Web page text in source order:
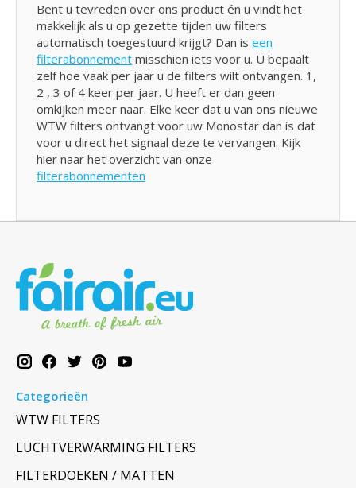
Bent u tevreden over ons product én u vindt het
makkelijk als u op gezette tijden uw filters
automatisch toegestuurd krijgt? Dan is een
filterabonnement misschien iets voor u. U bepaalt
zelf hoe vaak per jaar u de filters wilt ontvangen. 1,
2 , 3 of 4 keer per jaar. U heeft er dan geen
omkijken meer naar. Elke keer dat u van ons nieuwe
WTW filters ontvangt voor uw Monostar dan is dat
voor u direct het signaal deze te vervangen. Kijk
hier naar het overzicht van onze
filterabonnementen
Categorieën
WTW FILTERS
LUCHTVERWARMING FILTERS
FILTERDOEKEN / MATTEN